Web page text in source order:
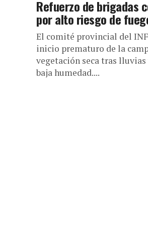
Refuerzo de brigadas
por alto riesgo de
El comité provincial del
inicio prematuro de la
vegetación seca tras
baja humedad....